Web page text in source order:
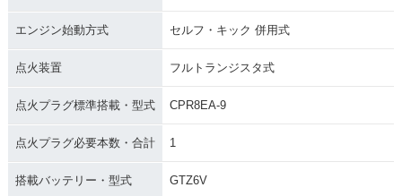
エンジン始動方式 セルフ・キック 併用式
点火装置 フルトランジスタ式
点火プラグ標準搭載・型式 CPR8EA-9
点火プラグ必要本数・合計 1
搭載バッテリー・型式 GTZ6V